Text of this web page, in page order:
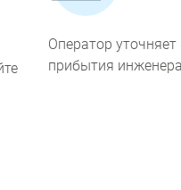
Оператор
прибытия инженера